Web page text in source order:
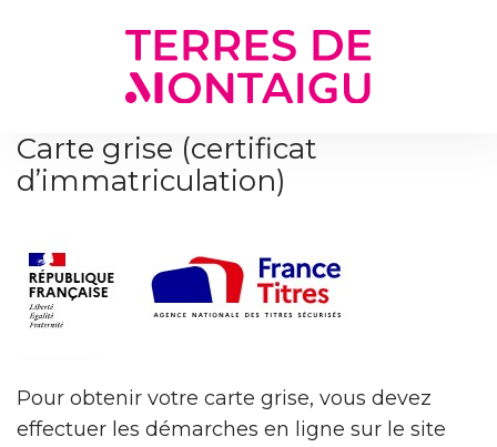
Carte grise (certificat
d’immatriculation)
Pour obtenir votre carte grise, vous devez
effectuer les démarches en ligne sur le site